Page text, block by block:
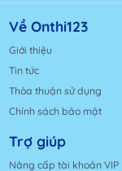
Về Onthi123
Giới thiệu
Tin tức
Thỏa thuận sử dụng
Chính sách bảo mật
Trợ giúp
Nâng cấp tài khoản VIP